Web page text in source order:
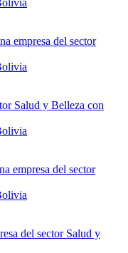
empresa del sector
Salud y Belleza con
empresa del sector
del sector Salud y